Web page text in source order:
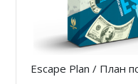
Escape Plan / План